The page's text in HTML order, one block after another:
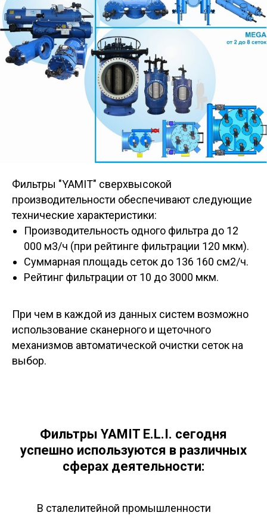
Фильтры "YAMIT" сверхвысокой
производительности обеспечивают следующие
технические характеристики:
Производительность одного фильтра до 12
000 м3/ч (при рейтинге фильтрации 120 мкм).
Суммарная площадь сеток до 136 160 см2/ч.
Рейтинг фильтрации от 10 до 3000 мкм.
При чем в каждой из данных систем возможно
использование сканерного и щеточного
механизмов автоматической очистки сеток на
выбор.
Фильтры YAMIT E.L.I. сегодня
успешно используются в различных
сферах деятельности:
В сталелитейной промышленности